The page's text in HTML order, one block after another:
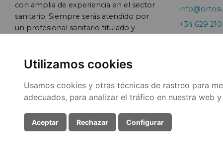
Utilizamos cookies
Usamos cookies y otras técnicas de rastreo para
adecuados, para analizar el tráfico en nuestra web
Aceptar Rechazar Configurar
con amplia de experiencia en el sector
sanitario. Siempre serás atendido por
un profesional sanitario titulado y
+34 629
© 2026